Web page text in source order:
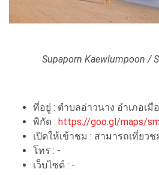
Supaporn Kaewlumpoon /
ที่อยู่ : ตำบลอ่าวนาง อำเภอเมื
พิกัด : https://goo.gl/maps/
เปิดให้เข้าชม : สามารถเที่ยว
โทร : -
เว็บไซต์ : -